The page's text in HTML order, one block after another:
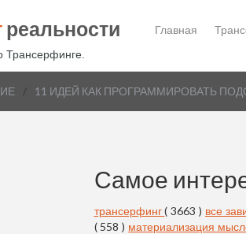
реальности
Трансерфинге.
Главная
/ 11 ИДЕЙ КАК ПРОГРАММИРОВАТЬ
Самое
трансерфинг( 3663 ) все
( 558 ) материализация